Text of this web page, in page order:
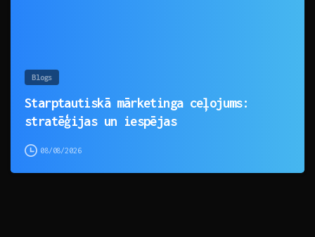
Blogs
Starptautiskā mārketinga ceļojums:
stratēģijas un iespējas
08/08/2026